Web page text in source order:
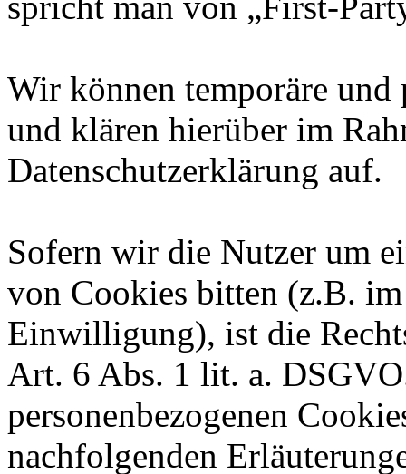
Wir können temporäre und
und klären hierüber im
Datenschutzerklärung auf.
Sofern wir die Nutzer um
von Cookies bitten (z.B.
Einwilligung), ist die
Art. 6 Abs. 1 lit. a.
personenbezogenen
nachfolgenden